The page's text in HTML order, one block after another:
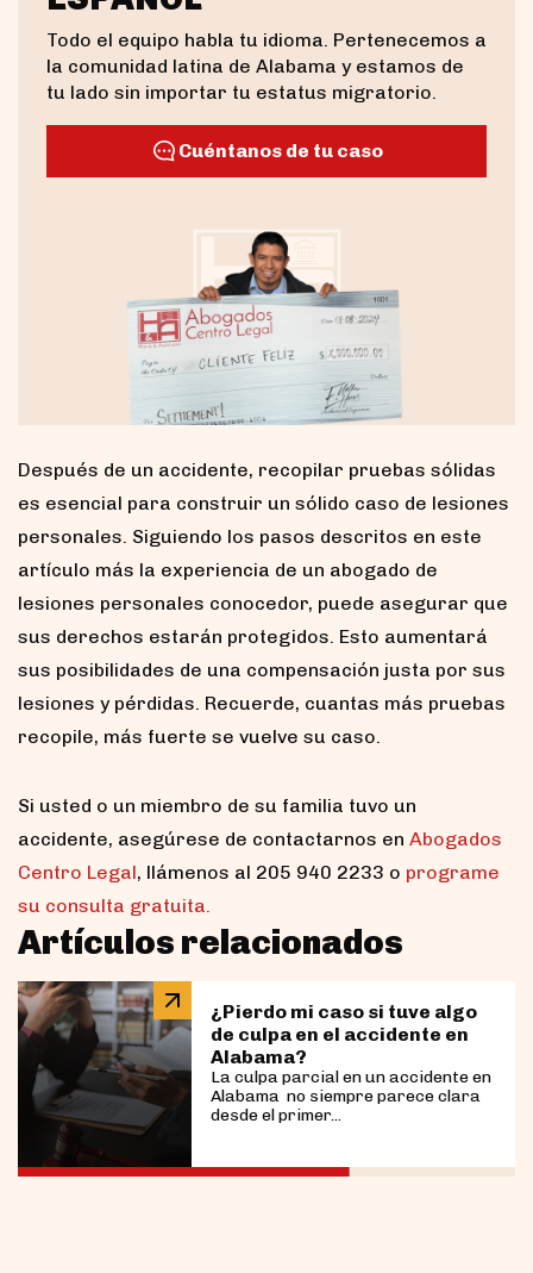
Todo el equipo habla tu idioma. Pertenecemos a
la comunidad latina de Alabama y estamos de
tu lado sin importar tu estatus migratorio.
Cuéntanos de tu caso
Después de un accidente, recopilar pruebas sólidas
es esencial para construir un sólido caso de lesiones
personales. Siguiendo los pasos descritos en este
artículo más la experiencia de un abogado de
lesiones personales conocedor, puede asegurar que
sus derechos estarán protegidos. Esto aumentará
sus posibilidades de una compensación justa por sus
lesiones y pérdidas. Recuerde, cuantas más pruebas
recopile, más fuerte se vuelve su caso.
Si usted o un miembro de su familia tuvo un
accidente, asegúrese de contactarnos en Abogados
Centro Legal, llámenos al 205 940 2233 o programe
su consulta gratuita.
Artículos relacionados
¿Pierdo mi caso si tuve algo
de culpa en el accidente en
Alabama?
La culpa parcial en un accidente en
Alabama no siempre parece clara
desde el primer...